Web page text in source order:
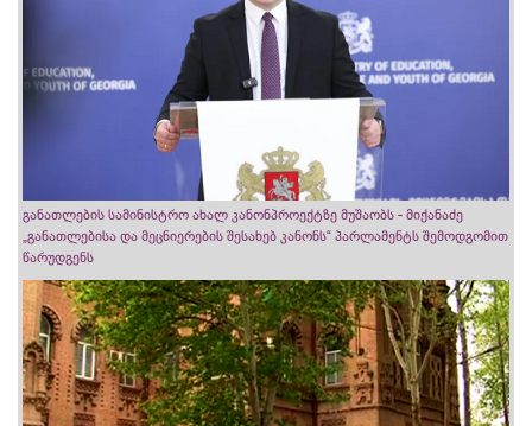
განათლების სამინისტრო ახალ კანონპროექტზე მუშაობს - მიქანაძე
„განათლებისა და მეცნიერების შესახებ კანონს“ პარლამენტს შემოდგომით
წარუდგენს